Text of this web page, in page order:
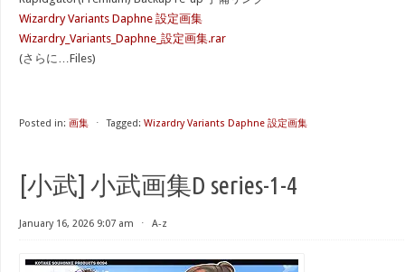
Wizardry Variants Daphne 設定画集
Wizardry_Variants_Daphne_設定画集.rar
(さらに…Files)
Posted in: 画集 ⋅ Tagged: Wizardry Variants Daphne 設定画集
[小武] 小武画集D series-1-4
January 16, 2026 9:07 am ⋅ A-z